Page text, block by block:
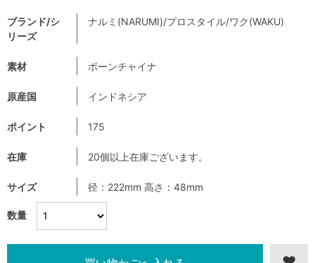
数量
ブランド/シ
リーズ
ナルミ(NARUMI)/プロスタイル/ワク(WAKU)
素材 ボーンチャイナ
原産国 インドネシア
ポイント 175
在庫 20個以上在庫ございます。
サイズ 径：222mm 高さ：48mm